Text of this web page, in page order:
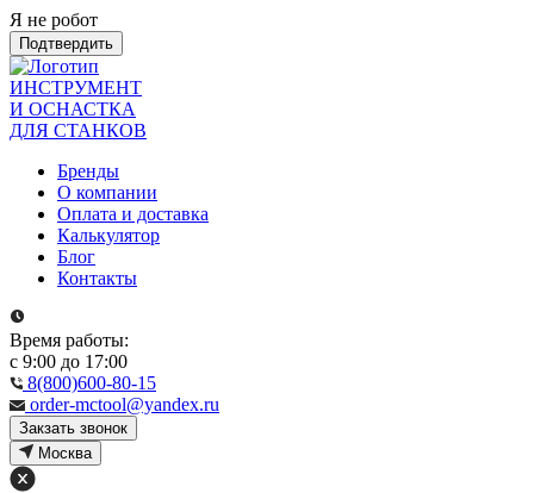
Я не робот
Подтвердить
ИНСТРУМЕНТ
И ОСНАСТКА
ДЛЯ СТАНКОВ
Бренды
О компании
Оплата и доставка
Калькулятор
Блог
Контакты
Время работы:
с 9:00 до 17:00
8(800)600-80-15
order-mctool@yandex.ru
Закзать звонок
Москва